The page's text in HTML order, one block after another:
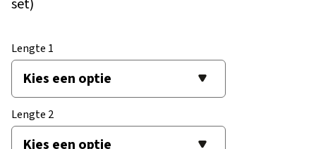
Lengte 1
Lengte 2